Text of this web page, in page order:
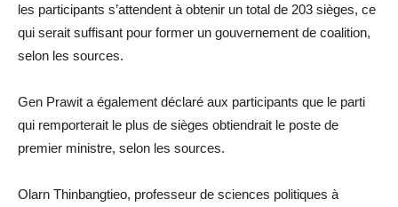
les participants s’attendent à obtenir un total de 203 sièges, ce
qui serait suffisant pour former un gouvernement de coalition,
selon les sources.
Gen Prawit a également déclaré aux participants que le parti
qui remporterait le plus de sièges obtiendrait le poste de
premier ministre, selon les sources.
Olarn Thinbangtieo, professeur de sciences politiques à